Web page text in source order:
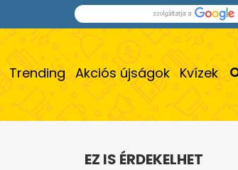
Trending Akciós újságok Kvízek
EZ IS ÉRDEKELHET